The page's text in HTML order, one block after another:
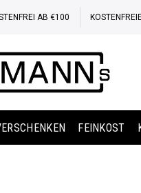
AB €100
FEINKOST